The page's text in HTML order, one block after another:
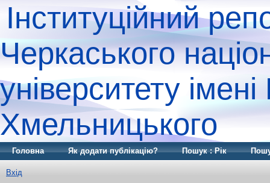
Інституційний
Черкаського
університету
Хмельницького
Головна Як додати публікацію? Пошук : Рік
Вхід